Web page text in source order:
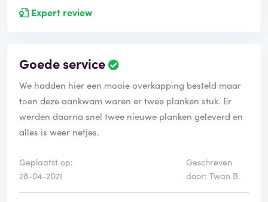
Expert review
Goede service
We hadden hier een mooie overkapping besteld maar
toen deze aankwam waren er twee planken stuk. Er
werden daarna snel twee nieuwe planken geleverd en
alles is weer netjes.
Geplaatst op:
28-04-2021
Geschreven
door: Twan B.